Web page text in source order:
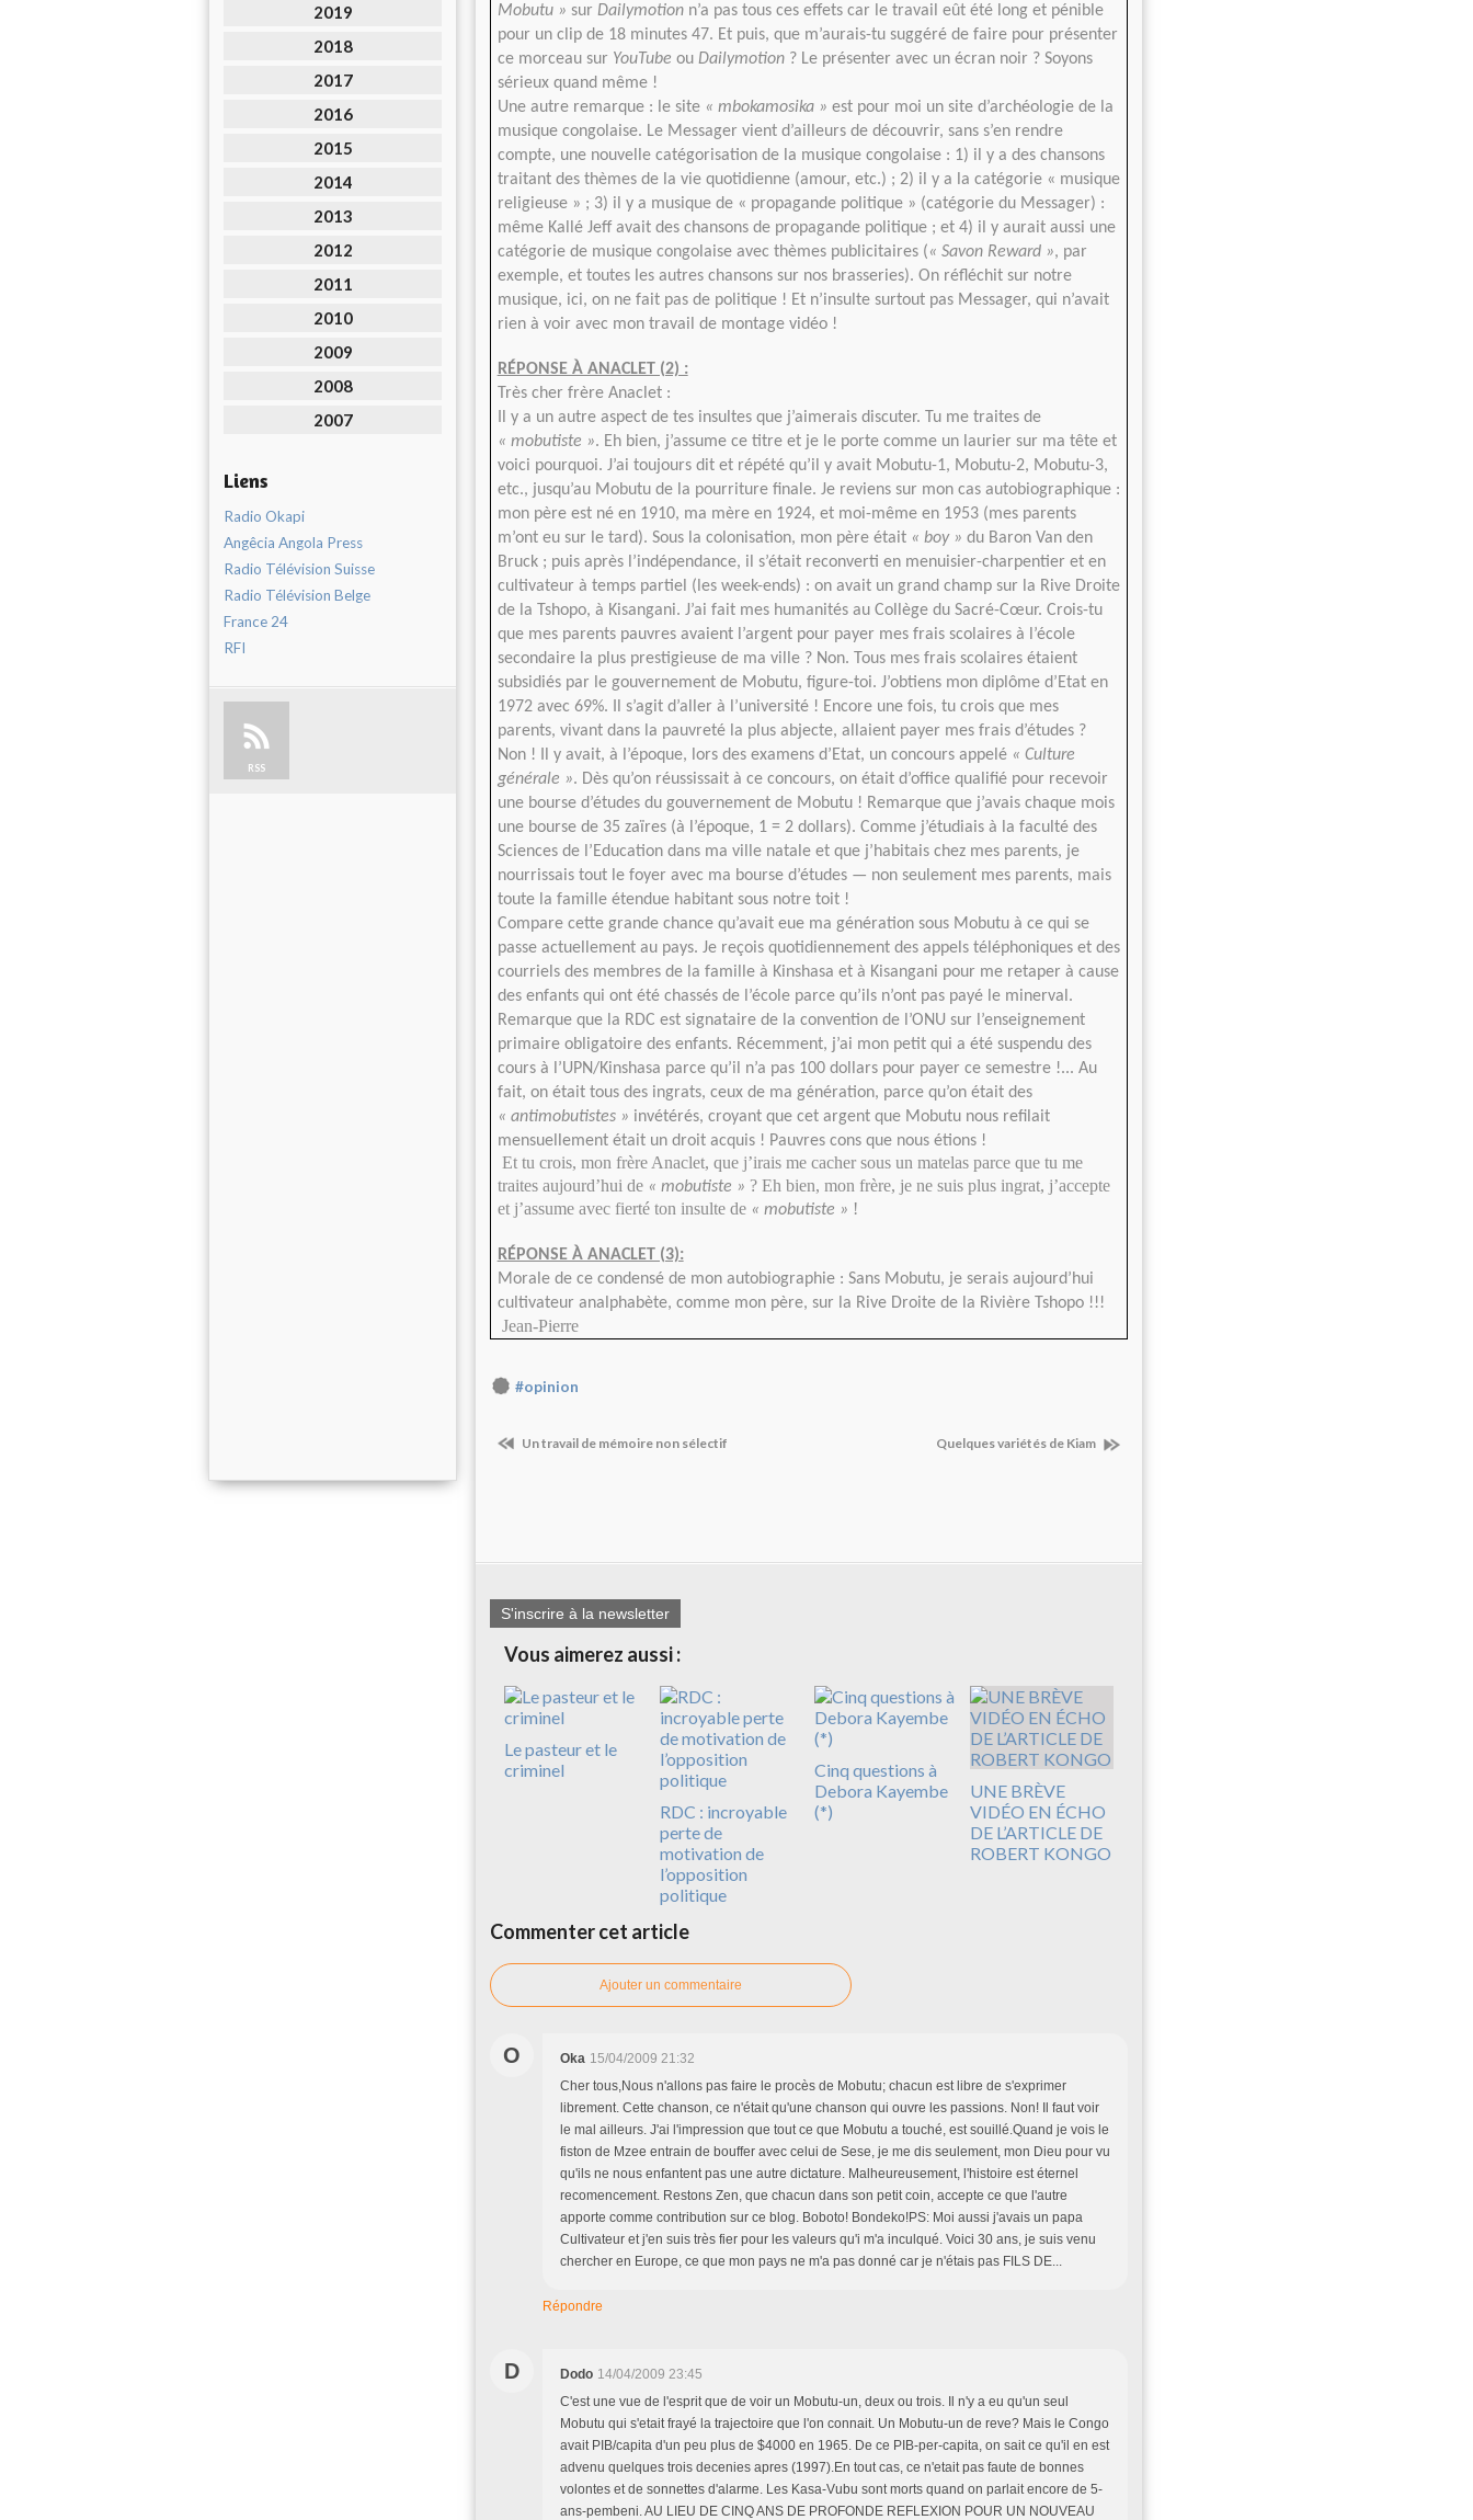
2019
2018
2017
2016
2015
2014
2013
2012
2011
2010
2009
2008
2007
Liens
Radio Okapi
Angêcia Angola Press
Radio Télévision Suisse
Radio Télévision Belge
France 24
RFI
RSS
Mobutu » sur Dailymotionn’a pas tous ces effets car le travail eût été long et pénible
pour un clip de 18 minutes 47. Et puis, que m’aurais-tu suggéré de faire pour présenter
ce morceau sur YouTube ou Dailymotion? Le présenter avec un écran noir ? Soyons
sérieux quand même !
Une autre remarque : le site « mbokamosika » est pour moi un site d’archéologie de la
musique congolaise. Le Messager vient d’ailleurs de découvrir, sans s’en rendre
compte, une nouvelle catégorisation de la musique congolaise : 1) il y a des chansons
traitant des thèmes de la vie quotidienne (amour, etc.) ; 2) il y a la catégorie « musique
religieuse » ; 3) il y a musique de « propagande politique » (catégorie du Messager) :
même Kallé Jeff avait des chansons de propagande politique ; et 4) il y aurait aussi une
catégorie de musique congolaise avec thèmes publicitaires (« Savon Reward », par
exemple, et toutes les autres chansons sur nos brasseries). On réfléchit sur notre
musique, ici, on ne fait pas de politique ! Et n’insulte surtout pas Messager, qui n’avait
rien à voir avec mon travail de montage vidéo !
RÉPONSE À ANACLET (2) :
Très cher frère Anaclet :
Il y a un autre aspect de tes insultes que j’aimerais discuter. Tu me traites de
« mobutiste ». Eh bien, j’assume ce titre et je le porte comme un laurier sur ma tête et
voici pourquoi. J’ai toujours dit et répété qu’il y avait Mobutu-1, Mobutu-2, Mobutu-3,
etc., jusqu’au Mobutu de la pourriture finale. Je reviens sur mon cas autobiographique :
mon père est né en 1910, ma mère en 1924, et moi-même en 1953 (mes parents
m’ont eu sur le tard). Sous la colonisation, mon père était « boy » du Baron Van den
Bruck ; puis après l’indépendance, il s’était reconverti en menuisier-charpentier et en
cultivateur à temps partiel (les week-ends) : on avait un grand champ sur la Rive Droite
de la Tshopo, à Kisangani. J’ai fait mes humanités au Collège du Sacré-Cœur. Crois-tu
que mes parents pauvres avaient l’argent pour payer mes frais scolaires à l’école
secondaire la plus prestigieuse de ma ville ? Non. Tous mes frais scolaires étaient
subsidiés par le gouvernement de Mobutu, figure-toi. J’obtiens mon diplôme d’Etat en
1972 avec 69%. Il s’agit d’aller à l’université ! Encore une fois, tu crois que mes
parents, vivant dans la pauvreté la plus abjecte, allaient payer mes frais d’études ?
Non ! Il y avait, à l’époque, lors des examens d’Etat, un concours appelé « Culture
générale ». Dès qu’on réussissait à ce concours, on était d’office qualifié pour recevoir
une bourse d’études du gouvernement de Mobutu ! Remarque que j’avais chaque mois
une bourse de 35 zaïres (à l’époque, 1 = 2 dollars). Comme j’étudiais à la faculté des
Sciences de l’Education dans ma ville natale et que j’habitais chez mes parents, je
nourrissais tout le foyer avec ma bourse d’études — non seulement mes parents, mais
toute la famille étendue habitant sous notre toit !
Compare cette grande chance qu’avait eue ma génération sous Mobutu à ce qui se
passe actuellement au pays. Je reçois quotidiennement des appels téléphoniques et des
courriels des membres de la famille à Kinshasa et à Kisangani pour me retaper à cause
des enfants qui ont été chassés de l’école parce qu’ils n’ont pas payé le minerval.
Remarque que la RDC est signataire de la convention de l’ONU sur l’enseignement
primaire obligatoire des enfants. Récemment, j’ai mon petit qui a été suspendu des
cours à l’UPN/Kinshasa parce qu’il n’a pas 100 dollars pour payer ce semestre !... Au
fait, on était tous des ingrats, ceux de ma génération, parce qu’on était des
« antimobutistes » invétérés, croyant que cet argent que Mobutu nous refilait
mensuellement était un droit acquis ! Pauvres cons que nous étions !
Et tu crois, mon frère Anaclet, que j’irais me cacher sous un matelas parce que tu me
traites aujourd’hui de « mobutiste » ? Eh bien, mon frère, je ne suis plus ingrat, j’accepte
et j’assume avec fierté ton insulte de « mobutiste » !
RÉPONSE À ANACLET (3):
Morale de ce condensé de mon autobiographie : Sans Mobutu, je serais aujourd’hui
cultivateur analphabète, comme mon père, sur la Rive Droite de la Rivière Tshopo !!!
Jean-Pierre
#opinion
Un travail de mémoire non sélectif Quelques variétés de Kiam
S'inscrire à la newsletter
Vous aimerez aussi :
Le pasteur et le
criminel
RDC : incroyable
perte de
motivation de
l’opposition
politique
Cinq questions à
Debora Kayembe
(*)
UNE BRÈVE
VIDÉO EN ÉCHO
DE L’ARTICLE DE
ROBERT KONGO
Commenter cet article
Ajouter un commentaire
O Oka 15/04/2009 21:32
Cher tous,Nous n'allons pas faire le procès de Mobutu; chacun est libre de s'exprimer
librement. Cette chanson, ce n'était qu'une chanson qui ouvre les passions. Non! Il faut voir
le mal ailleurs. J'ai l'impression que tout ce que Mobutu a touché, est souillé.Quand je vois le
fiston de Mzee entrain de bouffer avec celui de Sese, je me dis seulement, mon Dieu pour vu
qu'ils ne nous enfantent pas une autre dictature. Malheureusement, l'histoire est éternel
recomencement. Restons Zen, que chacun dans son petit coin, accepte ce que l'autre
apporte comme contribution sur ce blog. Boboto! Bondeko!PS: Moi aussi j'avais un papa
Cultivateur et j'en suis très fier pour les valeurs qu'i m'a inculqué. Voici 30 ans, je suis venu
chercher en Europe, ce que mon pays ne m'a pas donné car je n'étais pas FILS DE...
Répondre
D Dodo 14/04/2009 23:45
C'est une vue de l'esprit que de voir un Mobutu-un, deux ou trois. Il n'y a eu qu'un seul
Mobutu qui s'etait frayé la trajectoire que l'on connait. Un Mobutu-un de reve? Mais le Congo
avait PIB/capita d'un peu plus de $4000 en 1965. De ce PIB-per-capita, on sait ce qu'il en est
advenu quelques trois decenies apres (1997).En tout cas, ce n'etait pas faute de bonnes
volontes et de sonnettes d'alarme. Les Kasa-Vubu sont morts quand on parlait encore de 5-
ans-pembeni. AU LIEU DE CINQ ANS DE PROFONDE REFLEXION POUR UN NOUVEAU